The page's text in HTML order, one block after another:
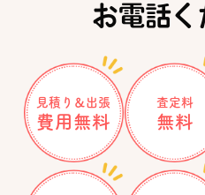
お電話く
見積り＆出張
費用無料
査定料
無料